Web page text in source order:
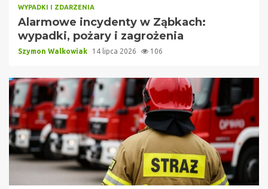
WYPADKI I ZDARZENIA
Alarmowe incydenty w Ząbkach:
wypadki, pożary i zagrożenia
Szymon Walkowiak 14 lipca 2026 106